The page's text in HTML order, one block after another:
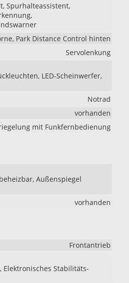
Spurhalteassistent,
Park Distance Control hinten
Servolenkung
LED-Scheinwerfer,
Notrad
vorhanden
mit Funkfernbedienung
Außenspiegel
vorhanden
Frontantrieb
Elektronisches Stabilitäts-